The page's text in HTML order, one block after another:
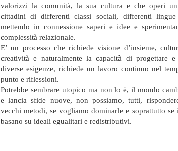
valorizzi la comunità, la sua cultura e che operi
cittadini di differenti classi sociali, differenti lingue
mettendo in connessione saperi e idee e
complessità relazionale.
E’ un processo che richiede visione d’insieme,
creatività e naturalmente la capacità di progettare
diverse esigenze, richiede un lavoro continuo nel
punto e riflessioni.
Potrebbe sembrare utopico ma non lo è, il mondo
e lancia sfide nuove, non possiamo, tutti,
vecchi metodi, se vogliamo dominarle e soprattutto
basano su ideali egualitari e redistributivi.